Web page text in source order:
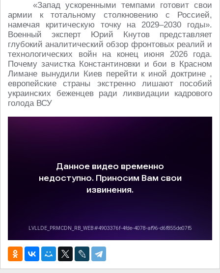
«Запад ускоренными темпами готовит свои
армии к тотальному столкновению с Россией,
намечая критическую точку на 2029–2030 годы».
Военный эксперт Юрий Кнутов представляет
глубокий аналитический обзор фронтовых реалий и
технологических войн на конец июня 2026 года.
Почему зачистка Константиновки и бои в Красном
Лимане вынудили Киев перейти к иной доктрине ,
европейские страны экстренно лишают пособий
украинских беженцев ради ликвидации кадрового
голода ВСУ